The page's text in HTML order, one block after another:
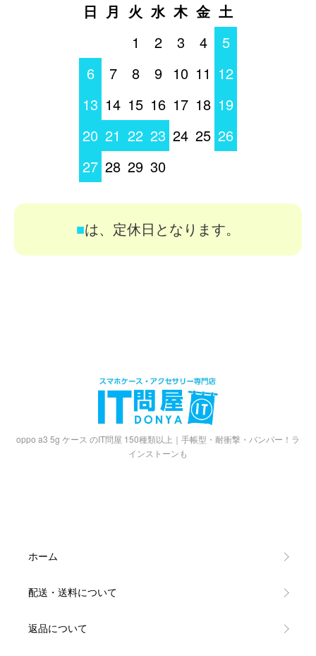
日 月 火 水 木 金 土
1
2 3 4
5
6
7 8 9 10 11 12
13 14 15 16 17 18 19
20 21 22 23 24 25 26
27 28 29 30
■は、定休日となります。
oppo a3 5g ケース のIT問屋 150種類以上｜手帳型・耐衝撃・バンパー！ラ
インストーンも
ホーム
配送・送料について
返品について